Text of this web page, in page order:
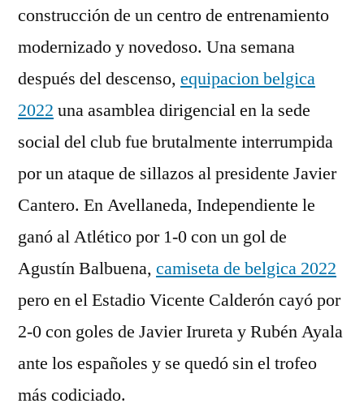
construcción de un centro de entrenamiento
modernizado y novedoso. Una semana
después del descenso, equipacion belgica
2022 una asamblea dirigencial en la sede
social del club fue brutalmente interrumpida
por un ataque de sillazos al presidente Javier
Cantero. En Avellaneda, Independiente le
ganó al Atlético por 1-0 con un gol de
Agustín Balbuena, camiseta de belgica 2022
pero en el Estadio Vicente Calderón cayó por
2-0 con goles de Javier Irureta y Rubén Ayala
ante los españoles y se quedó sin el trofeo
más codiciado.